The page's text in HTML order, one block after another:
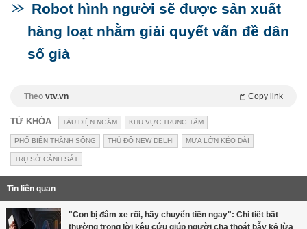
Robot hình người sẽ được sản xuất
hàng loạt nhằm giải quyết vấn đề dân
số già
Theo vtv.vn Copy link
TỪ KHÓA TÀU ĐIỆN NGẦM KHU VỰC TRUNG TÂM
PHỐ BIẾN THÀNH SÔNG THỦ ĐÔ NEW DELHI MƯA LỚN KÉO DÀI
TRỤ SỞ CẢNH SÁT
Tin liên quan
"Con bị đâm xe rồi, hãy chuyển tiền ngay": Chi tiết bất
thường trong lời kêu cứu giúp người cha thoát bẫy kẻ lừa